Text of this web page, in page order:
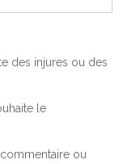
des injures ou des
le
ou